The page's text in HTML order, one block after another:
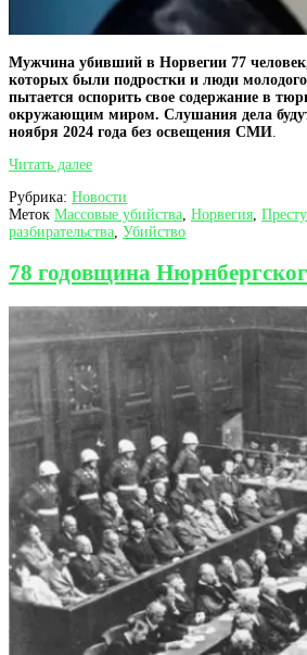
Мужчина убивший в Норвегии 77
которых были подростки и люди молодого
пытается оспорить свое содержание в
окружающим миром. Слушания дела
ноября 2024 года без освещения СМИ
Читать далееМужчина
в
Норвегии
77
оспаривает
свое
суде
Рубрика: Новости
Меток Массовые убийства Норвегия
разбирательства Убийство
78 годовщина